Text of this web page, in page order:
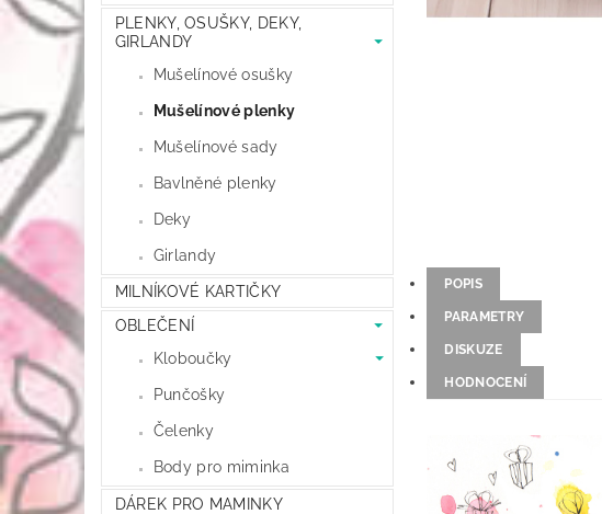
PLENKY, OSUŠKY, DEKY,
GIRLANDY
Mušelínové osušky
Mušelínové plenky
Mušelínové sady
Bavlněné plenky
Deky
Girlandy
MILNÍKOVÉ KARTIČKY
OBLEČENÍ
Kloboučky
Punčošky
Čelenky
Body pro miminka
DÁREK PRO MAMINKY
POPIS
PARAMETRY
DISKUZE
HODNOCENÍ